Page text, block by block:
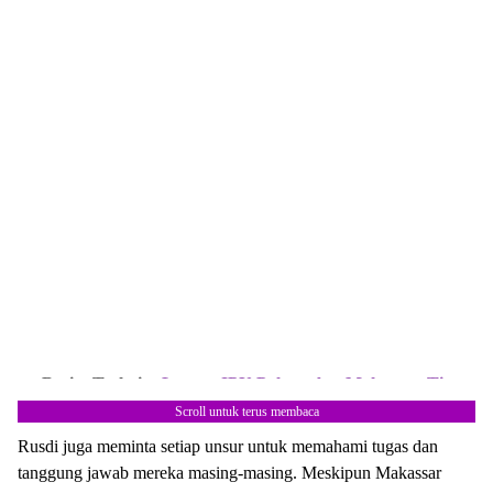
Berita Terkait:
Lawan JPU Polrestabes Makassar, Tim
Pemkot Makassar Unggul 2-0 di Lapangan Hijau
Scroll untuk terus membaca
Rusdi juga meminta setiap unsur untuk memahami tugas dan
tanggung jawab mereka masing-masing. Meskipun Makassar